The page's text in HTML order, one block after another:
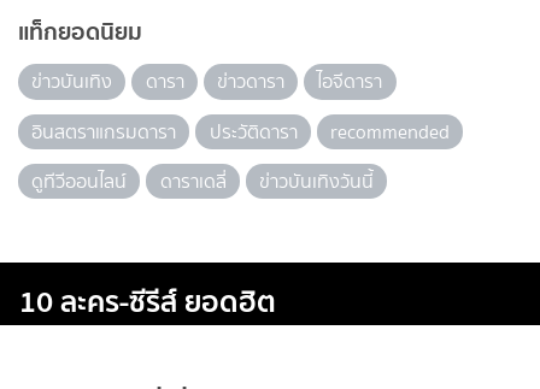
แท็กยอดนิยม
ข่าวบันเทิง ดารา ข่าวดารา
ไอจีดารา
อินสตราแกรมดารา
ประวัติดารา
recommended
ดูทีวีออนไลน์
ดาราเดลี่ ข่าวบันเทิงวันนี้
10 ละคร-ซีรีส์ ยอดฮิต